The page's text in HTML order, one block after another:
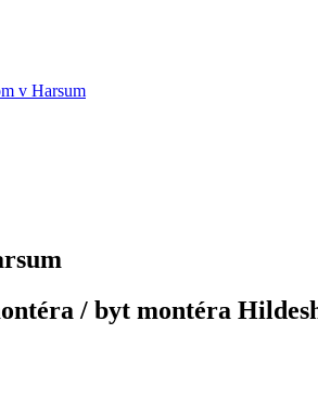
v Harsum
/ byt montéra